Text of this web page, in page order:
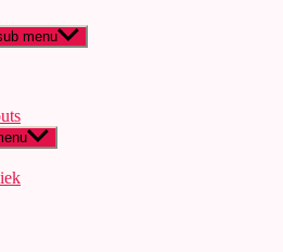
menu